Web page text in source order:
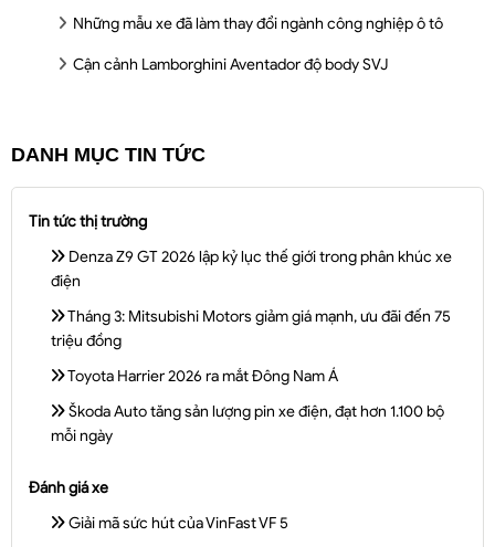
Những mẫu xe đã làm thay đổi ngành công nghiệp ô tô
Cận cảnh Lamborghini Aventador độ body SVJ
DANH MỤC TIN TỨC
Tin tức thị trường
Denza Z9 GT 2026 lập kỷ lục thế giới trong phân khúc xe
điện
Tháng 3: Mitsubishi Motors giảm giá mạnh, ưu đãi đến 75
triệu đồng
Toyota Harrier 2026 ra mắt Đông Nam Á
Škoda Auto tăng sản lượng pin xe điện, đạt hơn 1.100 bộ
mỗi ngày
Đánh giá xe
Giải mã sức hút của VinFast VF 5